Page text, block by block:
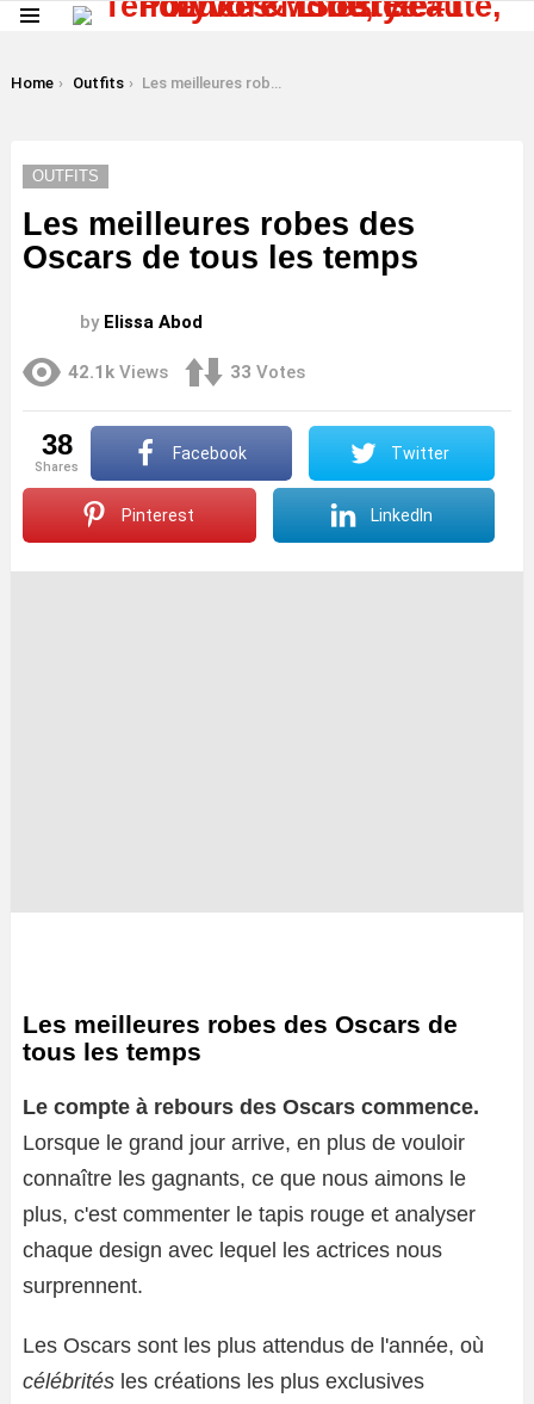
You are here:
Home Outfits Les meilleures robes des Oscars de tous les temps
OUTFITS
Les meilleures robes des
Oscars de tous les temps
by Elissa Abod
42.1k Views 33 Votes
38
shares
Facebook Twitter
Pinterest LinkedIn
Les meilleures robes des Oscars de
tous les temps
Le compte à rebours des Oscars commence.
Lorsque le grand jour arrive, en plus de vouloir
connaître les gagnants, ce que nous aimons le
plus, c'est commenter le tapis rouge et analyser
chaque design avec lequel les actrices nous
surprennent.
Les Oscars sont les plus attendus de l'année, où
célébrités les créations les plus exclusives